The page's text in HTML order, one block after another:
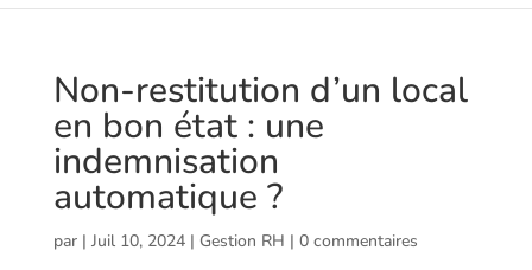
Non-restitution d’un local
en bon état : une
indemnisation
automatique ?
par | Juil 10, 2024| Gestion RH | 0 commentaires